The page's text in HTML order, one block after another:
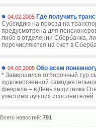
04.02.2005 Где получить
Субсидию на проезд на
предусмотрена для
либо в отделении Сбербанка,
перечисляются на счет в
04.02.2005 Обо всем
* Завершился отборочный тур
художественной
февраля – в День защитника
участием лучших
Всего новостей: 791